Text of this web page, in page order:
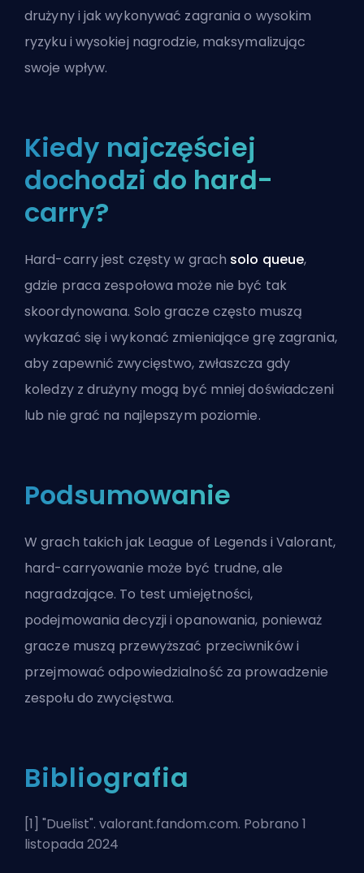
drużyny i jak wykonywać zagrania o wysokim
ryzyku i wysokiej nagrodzie, maksymalizując
swoje wpływ.
Kiedy najczęściej
dochodzi do hard-
carry?
Hard-carry jest częsty w grach solo queue,
gdzie praca zespołowa może nie być tak
skoordynowana. Solo gracze często muszą
wykazać się i wykonać zmieniające grę zagrania,
aby zapewnić zwycięstwo, zwłaszcza gdy
koledzy z drużyny mogą być mniej doświadczeni
lub nie grać na najlepszym poziomie.
Podsumowanie
W grach takich jak League of Legends i Valorant,
hard-carryowanie może być trudne, ale
nagradzające. To test umiejętności,
podejmowania decyzji i opanowania, ponieważ
gracze muszą przewyższać przeciwników i
przejmować odpowiedzialność za prowadzenie
zespołu do zwycięstwa.
Bibliografia
[1] "Duelist". valorant.fandom.com. Pobrano 1
listopada 2024